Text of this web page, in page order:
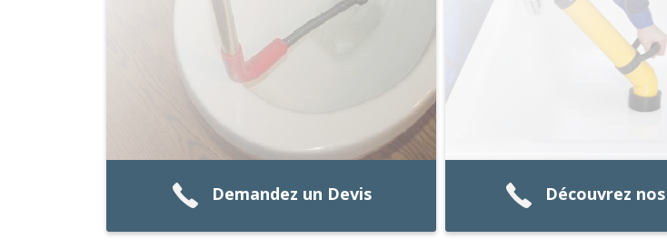
Demandez un Devis Découvrez